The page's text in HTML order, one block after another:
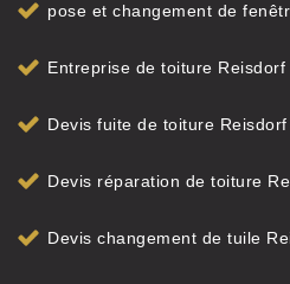
pose et changement de
Entreprise de toiture Reisdorf
Devis fuite de toiture Reisdorf
Devis réparation de toiture
Devis changement de tuile